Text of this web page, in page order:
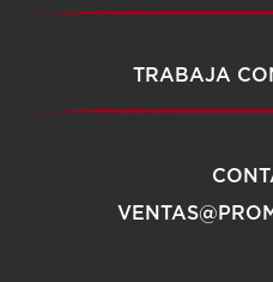
TRABAJA